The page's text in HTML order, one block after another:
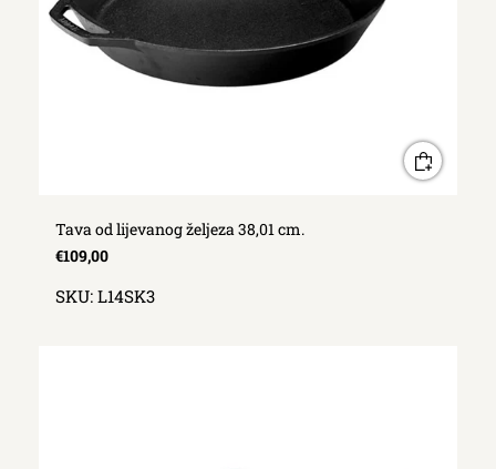
Tava od lijevanog željeza 38,01 cm.
€109,00
SKU: L14SK3